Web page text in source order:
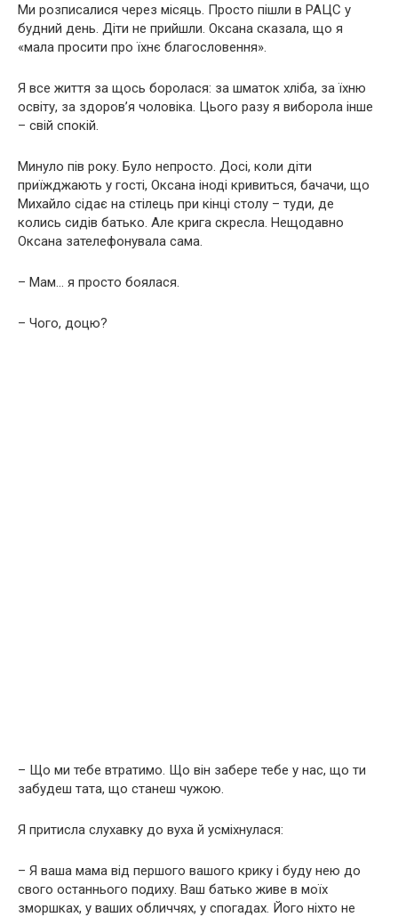
Ми розписалися через місяць. Просто пішли в РАЦС у
будний день. Діти не прийшли. Оксана сказала, що я
«мала просити про їхнє благословення».
Я все життя за щось боролася: за шматок хліба, за їхню
освіту, за здоров’я чоловіка. Цього разу я виборола інше
– свій спокій.
Минуло пів року. Було непросто. Досі, коли діти
приїжджають у гості, Оксана іноді кривиться, бачачи, що
Михайло сідає на стілець при кінці столу – туди, де
колись сидів батько. Але крига скресла. Нещодавно
Оксана зателефонувала сама.
– Мам… я просто боялася.
– Чого, доцю?
– Що ми тебе втратимо. Що він забере тебе у нас, що ти
забудеш тата, що станеш чужою.
Я притисла слухавку до вуха й усміхнулася:
– Я ваша мама від першого вашого крику і буду нею до
свого останнього подиху. Ваш батько живе в моїх
зморшках, у ваших обличчях, у спогадах. Його ніхто не